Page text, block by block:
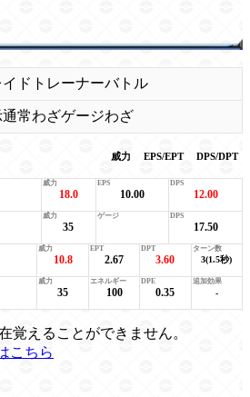
ド トレーナーバトル
通常わざゲージわざ
威力 EPS/EPT DPS/DPT
18.0 10.00 12.00
35 17.50
10.8 2.67 3.60 3(1.5秒)
35 100 0.35 -
覚えることができません。
こちら